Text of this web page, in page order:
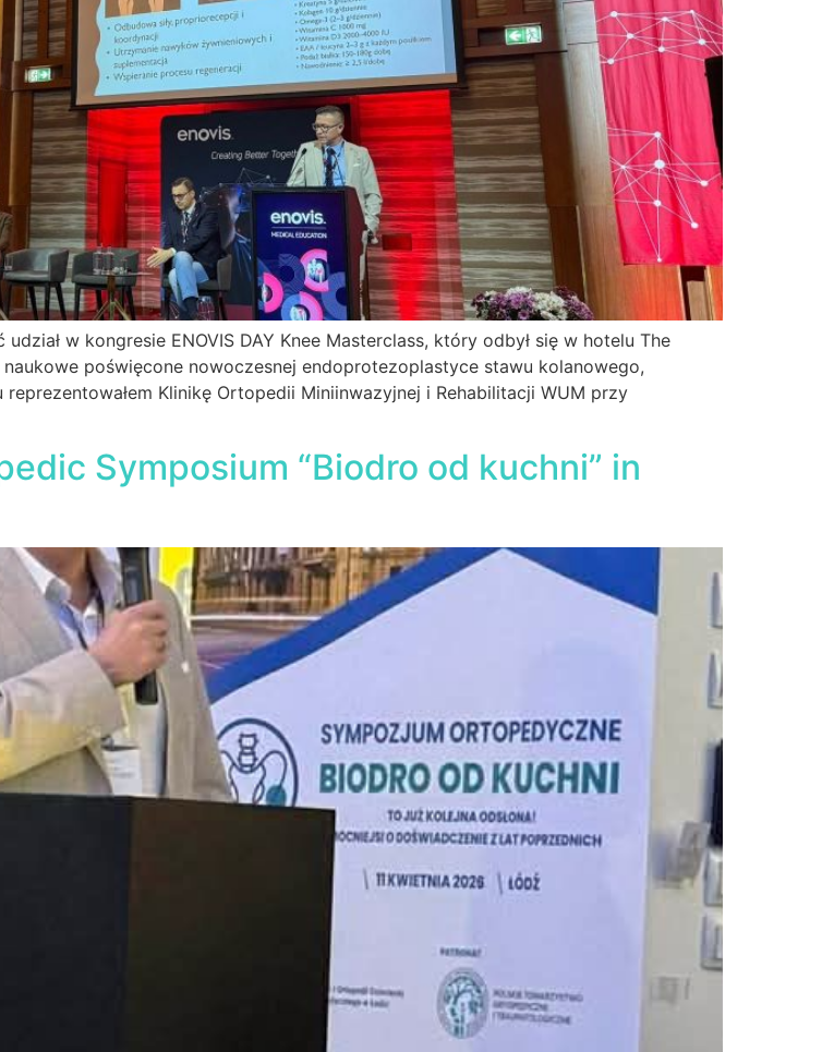
w kongresie ENOVIS DAY Knee Masterclass, który odbył się w hotelu The
poświęcone nowoczesnej endoprotezoplastyce stawu kolanowego,
Klinikę Ortopedii Miniinwazyjnej i Rehabilitacji WUM przy
Symposium “Biodro od kuchni” in